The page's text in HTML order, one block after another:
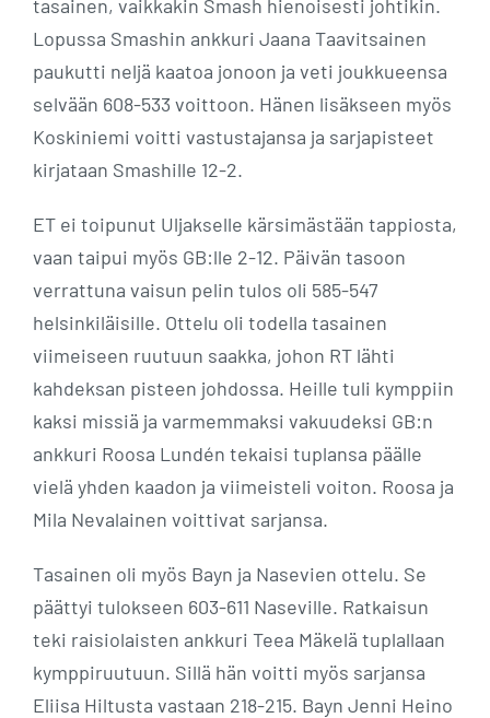
tasainen, vaikkakin Smash hienoisesti johtikin.
Lopussa Smashin ankkuri Jaana Taavitsainen
paukutti neljä kaatoa jonoon ja veti joukkueensa
selvään 608-533 voittoon. Hänen lisäkseen myös
Koskiniemi voitti vastustajansa ja sarjapisteet
kirjataan Smashille 12-2.
ET ei toipunut Uljakselle kärsimästään tappiosta,
vaan taipui myös GB:lle 2-12. Päivän tasoon
verrattuna vaisun pelin tulos oli 585-547
helsinkiläisille. Ottelu oli todella tasainen
viimeiseen ruutuun saakka, johon RT lähti
kahdeksan pisteen johdossa. Heille tuli kymppiin
kaksi missiä ja varmemmaksi vakuudeksi GB:n
ankkuri Roosa Lundén tekaisi tuplansa päälle
vielä yhden kaadon ja viimeisteli voiton. Roosa ja
Mila Nevalainen voittivat sarjansa.
Tasainen oli myös Bayn ja Nasevien ottelu. Se
päättyi tulokseen 603-611 Naseville. Ratkaisun
teki raisiolaisten ankkuri Teea Mäkelä tuplallaan
kymppiruutuun. Sillä hän voitti myös sarjansa
Eliisa Hiltusta vastaan 218-215. Bayn Jenni Heino